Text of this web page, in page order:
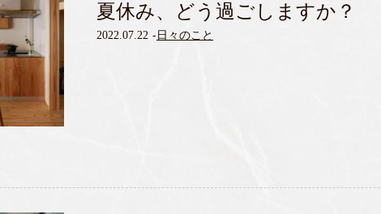
夏休み、どう過ごしますか？
2022.07.22 - 日々のこと